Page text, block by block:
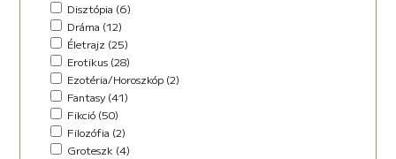
Fikció (46)
fun fiction (1)
Háború (2)
Horror (5)
Kaland (11)
Kisregény (10)
Lélektani regény (12)
Disztópia (6)
Dráma (12)
Életrajz (25)
Erotikus (28)
Ezotéria/Horoszkóp (2)
Fantasy (41)
Fikció (50)
Filozófia (2)
Groteszk (4)